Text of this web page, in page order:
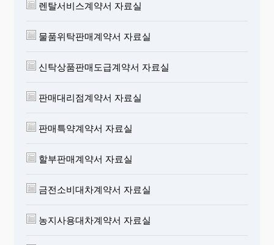
렌탈서비스계약서 자료실
물품위탁판매계약서 자료실
신탁상품판매도급계약서 자료실
판매대리점계약서 자료실
판매특약계약서 자료실
할부판매계약서 자료실
금전소비대차계약서 자료실
농지사용대차계약서 자료실